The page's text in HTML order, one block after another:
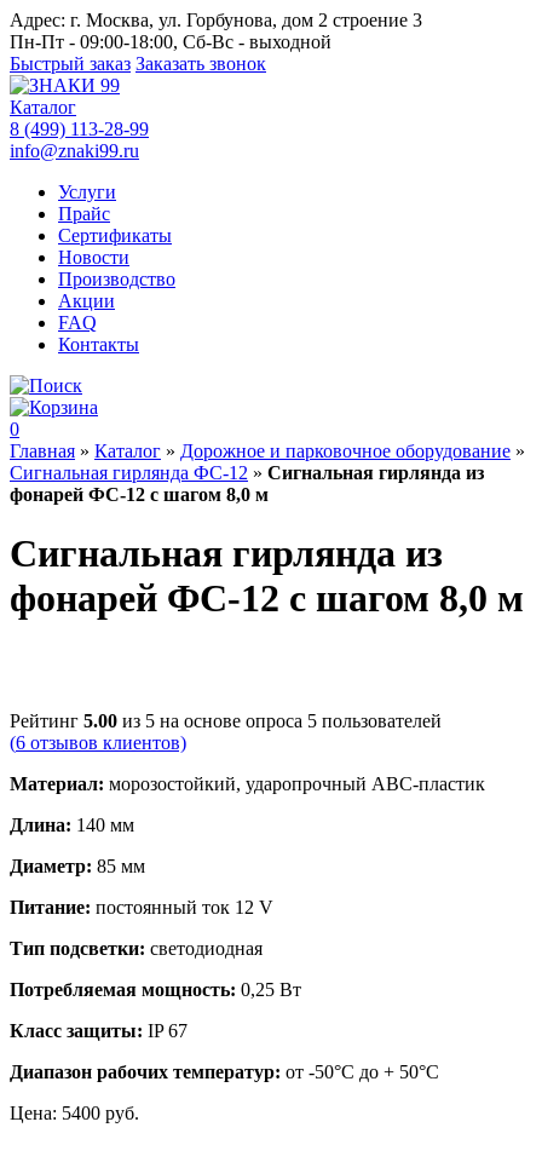
Адрес: г. Москва, ул. Горбунова, дом 2 строение 3
Пн-Пт - 09:00-18:00, Сб-Вс - выходной
Быстрый заказ Заказать звонок
Каталог
8 (499) 113-28-99
info@znaki99.ru
Услуги
Прайс
Сертификаты
Новости
Производство
Акции
FAQ
Контакты
0
Главная » Каталог » Дорожное и парковочное оборудование »
Сигнальная гирлянда ФС-12 » Сигнальная гирлянда из
фонарей ФС-12 с шагом 8,0 м
Сигнальная гирлянда из
фонарей ФС-12 с шагом 8,0 м
Рейтинг 5.00 из 5 на основе опроса 5 пользователей
(6 отзывов клиентов)
Материал: морозостойкий, ударопрочный АВС-пластик
Длина: 140 мм
Диаметр: 85 мм
Питание: постоянный ток 12 V
Тип подсветки: светодиодная
Потребляемая мощность: 0,25 Вт
Класс защиты: IP 67
Диапазон рабочих температур: от -50°С до + 50°С
Цена: 5400 руб.